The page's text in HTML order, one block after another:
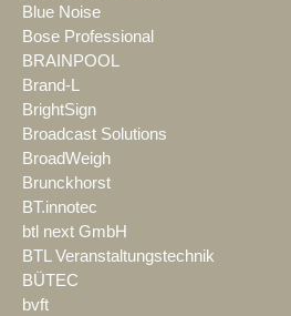
Blue Noise
Bose Professional
BRAINPOOL
Brand-L
BrightSign
Broadcast Solutions
BroadWeigh
Brunckhorst
BT.innotec
btl next GmbH
BTL Veranstaltungstechnik
BÜTEC
bvft